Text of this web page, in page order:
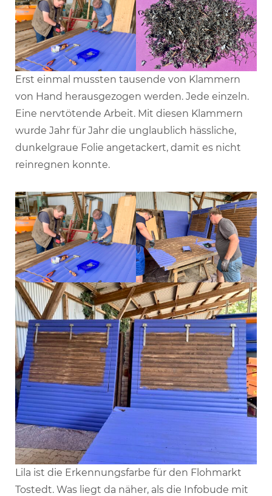
Erst einmal mussten tausende von Klammern
von Hand herausgezogen werden. Jede einzeln.
Eine nervtötende Arbeit. Mit diesen Klammern
wurde Jahr für Jahr die unglaublich hässliche,
dunkelgraue Folie angetackert, damit es nicht
reinregnen konnte.
Lila ist die Erkennungsfarbe für den Flohmarkt
Tostedt. Was liegt da näher, als die Infobude mit